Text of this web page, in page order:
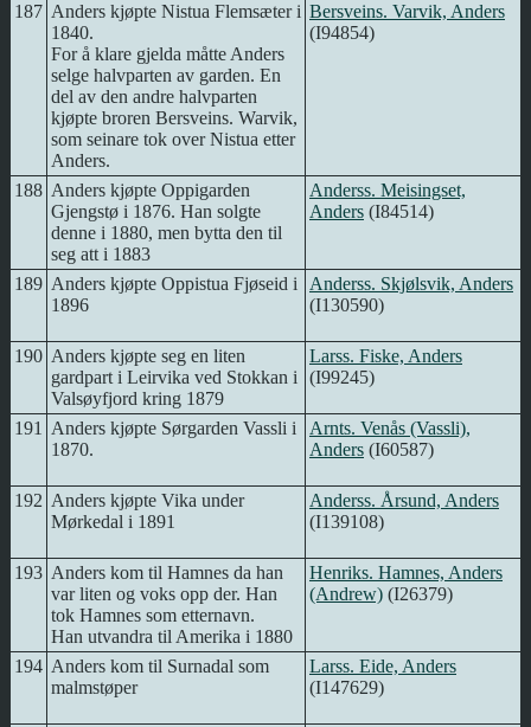
187 Anders kjøpte Nistua Flemsæter i
1840.
For å klare gjelda måtte Anders
selge halvparten av garden. En
del av den andre halvparten
kjøpte broren Bersveins. Warvik,
som seinare tok over Nistua etter
Anders.
Bersveins. Varvik, Anders
(I94854)
188 Anders kjøpte Oppigarden
Gjengstø i 1876. Han solgte
denne i 1880, men bytta den til
seg att i 1883
Anderss. Meisingset,
Anders (I84514)
189 Anders kjøpte Oppistua Fjøseid i
1896
Anderss. Skjølsvik, Anders
(I130590)
190 Anders kjøpte seg en liten
gardpart i Leirvika ved Stokkan i
Valsøyfjord kring 1879
Larss. Fiske, Anders
(I99245)
191
Anders kjøpte Sørgarden Vassli i
1870.
Arnts. Venås (Vassli),
Anders (I60587)
192 Anders kjøpte Vika under
Mørkedal i 1891
Anderss. Årsund, Anders
(I139108)
193 Anders kom til Hamnes da han
var liten og voks opp der. Han
tok Hamnes som etternavn.
Han utvandra til Amerika i 1880
Henriks. Hamnes, Anders
(Andrew) (I26379)
194 Anders kom til Surnadal som
malmstøper
Larss. Eide, Anders
(I147629)